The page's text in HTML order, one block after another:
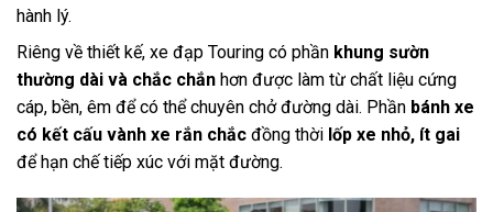
hành lý.
Riêng về thiết kế, xe đạp Touring có phần khung sườn
thường dài và chắc chắn hơn được làm từ chất liệu cứng
cáp, bền, êm để có thể chuyên chở đường dài. Phần bánh xe
có kết cấu vành xe rắn chắc đồng thời lốp xe nhỏ, ít gai
để hạn chế tiếp xúc với mặt đường.